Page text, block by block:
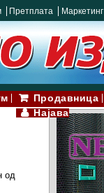
Претплата Маркетинг
Продавница
Најава
од